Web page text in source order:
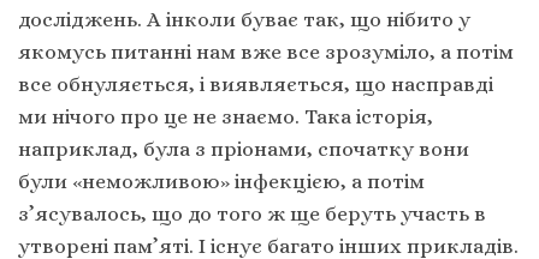
досліджень. А інколи буває так, що нібито у
якомусь питанні нам вже все зрозуміло, а потім
все обнуляється, і виявляється, що насправді
ми нічого про це не знаємо. Така історія,
наприклад, була з пріонами, спочатку вони
були «неможливою» інфекцією, а потім
з’ясувалось, що до того ж ще беруть участь в
утворені пам’яті. І існує багато інших прикладів.